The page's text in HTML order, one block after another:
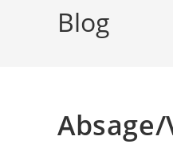
Blog